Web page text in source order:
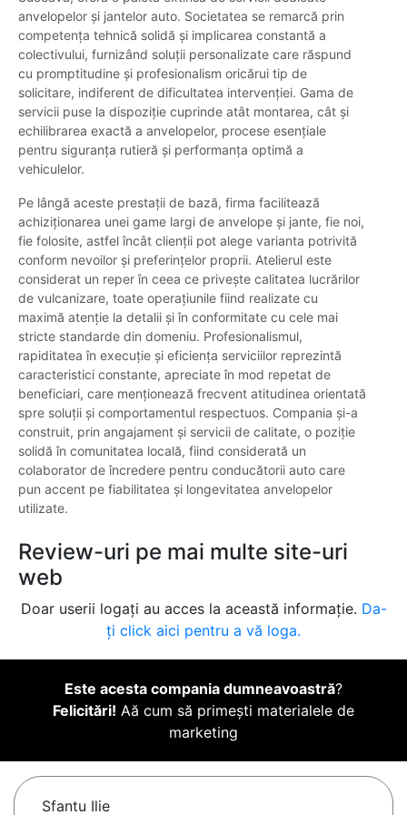
anvelopelor și jantelor auto. Societatea se remarcă prin
competența tehnică solidă și implicarea constantă a
colectivului, furnizând soluții personalizate care răspund
cu promptitudine și profesionalism oricărui tip de
solicitare, indiferent de dificultatea intervenției. Gama de
servicii puse la dispoziție cuprinde atât montarea, cât și
echilibrarea exactă a anvelopelor, procese esențiale
pentru siguranța rutieră și performanța optimă a
vehiculelor.
Pe lângă aceste prestații de bază, firma facilitează
achiziționarea unei game largi de anvelope și jante, fie noi,
fie folosite, astfel încât clienții pot alege varianta potrivită
conform nevoilor și preferințelor proprii. Atelierul este
considerat un reper în ceea ce privește calitatea lucrărilor
de vulcanizare, toate operațiunile fiind realizate cu
maximă atenție la detalii și în conformitate cu cele mai
stricte standarde din domeniu. Profesionalismul,
rapiditatea în execuție și eficiența serviciilor reprezintă
caracteristici constante, apreciate în mod repetat de
beneficiari, care menționează frecvent atitudinea orientată
spre soluții și comportamentul respectuos. Compania și-a
construit, prin angajament și servicii de calitate, o poziție
solidă în comunitatea locală, fiind considerată un
colaborator de încredere pentru conducătorii auto care
pun accent pe fiabilitatea și longevitatea anvelopelor
utilizate.
Review-uri pe mai multe site-uri
web
Doar userii logați au acces la această informație. Da-
ți click aici pentru a vă loga.
Este acesta compania dumneavoastră?
Felicitări! Aă cum să primești materialele de
marketing
Sfantu Ilie